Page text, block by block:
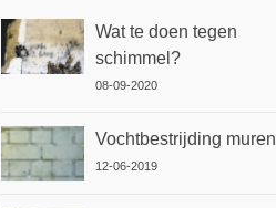
Wat te doen tegen
schimmel?
08-09-2020
Vochtbestrijding muren
12-06-2019